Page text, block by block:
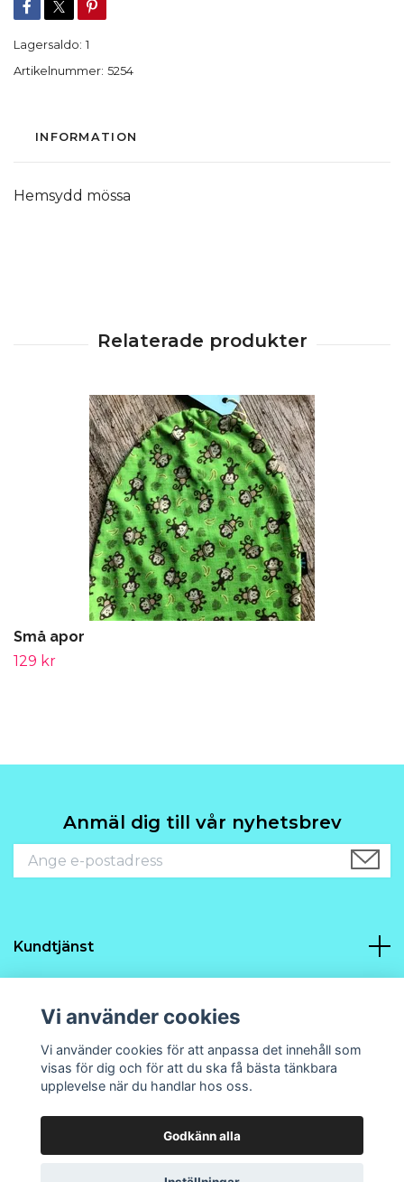
Lagersaldo: 1
Artikelnummer: 5254
INFORMATION
Hemsydd mössa
Små apor
129 kr
Anmäl dig till vår nyhetsbrev
Kundtjänst
Sociala medier
© 2026 Prins21 Design och hobbyPowered by Quickbutik
Vi använder cookies
Vi använder cookies för att anpassa det innehåll som
visas för dig och för att du ska få bästa tänkbara
upplevelse när du handlar hos oss.
Godkänn alla